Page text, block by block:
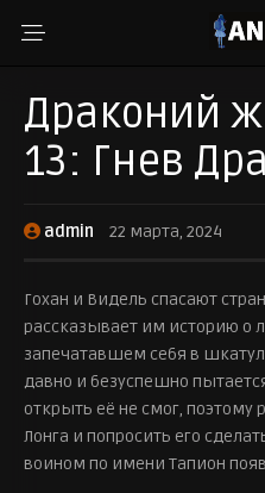
Драконий
13: Гнев
admin 22 марта, 2024
Гохан и Видель спасают
рассказывает им историю о
запечатавшем себя в
давно и безуспешно
открыть её не смог,
Лонга и попросить его
воином по имени Тапион